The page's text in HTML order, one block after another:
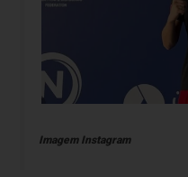
Imagem Instagram